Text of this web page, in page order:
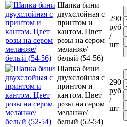
Шапка бини
двухслойная с
принтом и
кантом. Цвет
розы на сером
меланже/
белый (54-56)
290
руб
/
шт
Шапка бини
двухслойная с
принтом и
кантом. Цвет
розы на сером
меланже/
белый (52-54)
290
руб
/
шт